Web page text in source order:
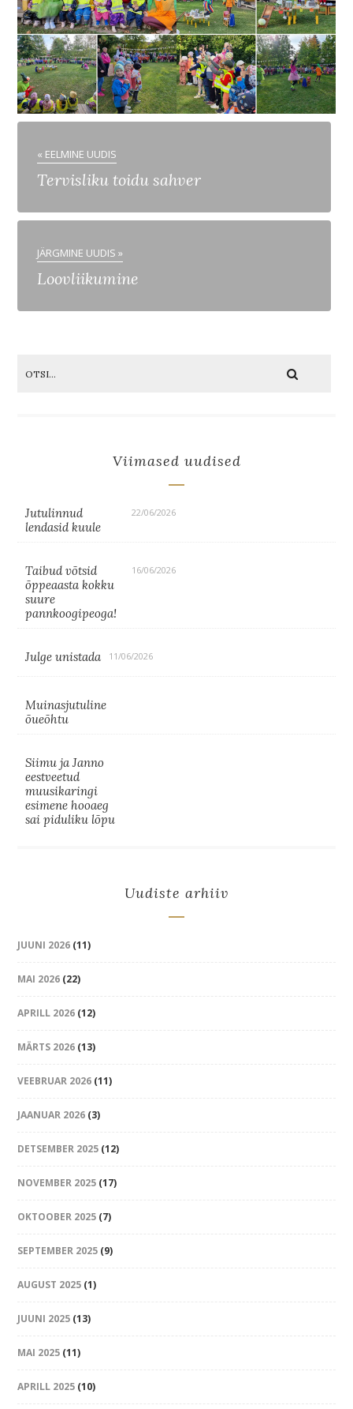
« EELMINE UUDIS
Tervisliku toidu sahver
JÄRGMINE UUDIS »
Loovliikumine
Viimased uudised
Jutulinnud
lendasid kuule
22/06/2026
Taibud võtsid
õppeaasta kokku
suure
pannkoogipeoga!
16/06/2026
Julge unistada 11/06/2026
Muinasjutuline
õueõhtu
Siimu ja Janno
eestveetud
muusikaringi
esimene hooaeg
sai piduliku lõpu
Uudiste arhiiv
JUUNI 2026 (11)
MAI 2026 (22)
APRILL 2026 (12)
MÄRTS 2026 (13)
VEEBRUAR 2026 (11)
JAANUAR 2026 (3)
DETSEMBER 2025 (12)
NOVEMBER 2025 (17)
OKTOOBER 2025 (7)
SEPTEMBER 2025 (9)
AUGUST 2025 (1)
JUUNI 2025 (13)
MAI 2025 (11)
APRILL 2025 (10)